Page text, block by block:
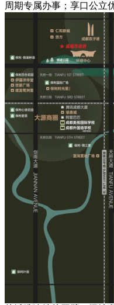
周期专属办事；享口公立